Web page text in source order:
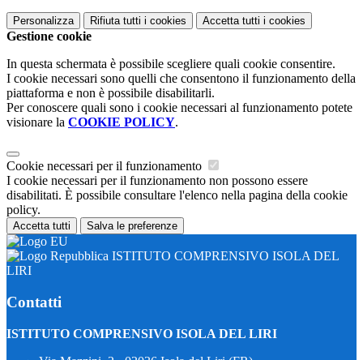
Personalizza Rifiuta tutti i cookies Accetta tutti i cookies
Gestione cookie
In questa schermata è possibile scegliere quali cookie consentire.
I cookie necessari sono quelli che consentono il funzionamento della
piattaforma e non è possibile disabilitarli.
Per conoscere quali sono i cookie necessari al funzionamento potete
visionare la COOKIE POLICY.
Cookie necessari per il funzionamento
I cookie necessari per il funzionamento non possono essere
disabilitati. È possibile consultare l'elenco nella pagina della cookie
policy.
Accetta tutti Salva le preferenze
ISTITUTO COMPRENSIVO ISOLA DEL
LIRI
Contatti
ISTITUTO COMPRENSIVO ISOLA DEL LIRI